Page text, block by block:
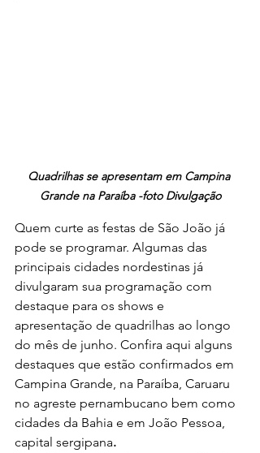
Quadrilhas se apresentam em Campina
Grande na Paraíba -foto Divulgação
Quem curte as festas de São João já
pode se programar. Algumas das
principais cidades nordestinas já
divulgaram sua programação com
destaque para os shows e
apresentação de quadrilhas ao longo
do mês de junho. Confira aqui alguns
destaques que estão confirmados em
Campina Grande, na Paraíba, Caruaru
no agreste pernambucano bem como
cidades da Bahia e em João Pessoa,
capital sergipana.